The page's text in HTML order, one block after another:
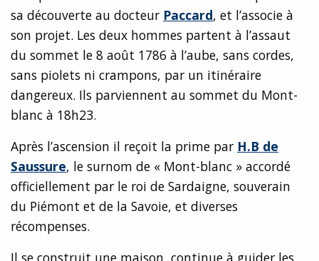
sa découverte au docteur Paccard, et l’associe à
son projet. Les deux hommes partent à l’assaut
du sommet le 8 août 1786 à l’aube, sans cordes,
sans piolets ni crampons, par un itinéraire
dangereux. Ils parviennent au sommet du Mont-
blanc à 18h23.
Après l’ascension il reçoit la prime par H.B de
Saussure, le surnom de « Mont-blanc » accordé
officiellement par le roi de Sardaigne, souverain
du Piémont et de la Savoie, et diverses
récompenses.